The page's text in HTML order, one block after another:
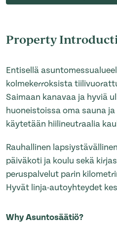
Property
Entisellä
kolmekerroksista
Saimaan kanavaa ja hyviä
huoneistoissa oma sauna
käytetään hiilineutraalia
Rauhallinen
päiväkoti ja koulu sekä
peruspalvelut parin
Hyvät linja-autoyhteydet
Why Asuntosäätiö?